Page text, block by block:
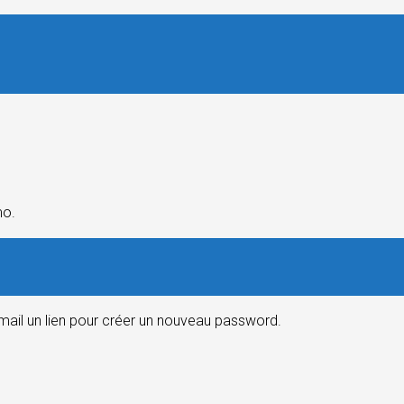
un lien pour créer un nouveau password.